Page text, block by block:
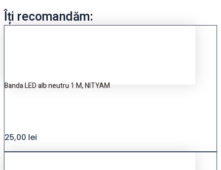
Îți recomandăm:
Banda LED alb neutru 1 M, NITYAM
25,00 lei